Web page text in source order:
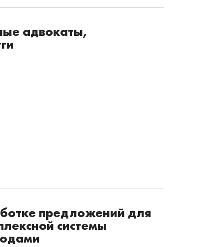
адвокаты,
предложений для
системы